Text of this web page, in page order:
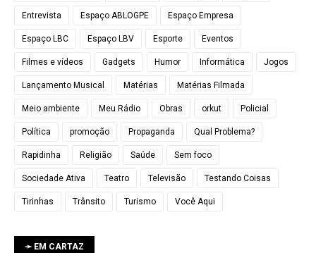
Entrevista Espaço ABLOGPE Espaço Empresa
Espaço LBC Espaço LBV Esporte Eventos
Filmes e vídeos Gadgets Humor Informática Jogos
Lançamento Musical Matérias Matérias Filmada
Meio ambiente Meu Rádio Obras orkut Policial
Política promoção Propaganda Qual Problema?
Rapidinha Religião Saúde Sem foco
Sociedade Ativa Teatro Televisão Testando Coisas
Tirinhas Trânsito Turismo Você Aqui
➛ EM CARTAZ